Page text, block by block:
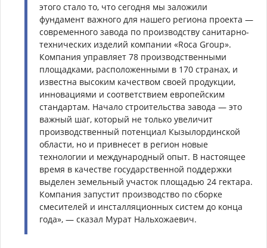
этого стало то, что сегодня мы заложили
фундамент важного для нашего региона проекта —
современного завода по производству санитарно-
технических изделий компании «Roca Group».
Компания управляет 78 производственными
площадками, расположенными в 170 странах, и
известна высоким качеством своей продукции,
инновациями и соответствием европейским
стандартам. Начало строительства завода — это
важный шаг, который не только увеличит
производственный потенциал Кызылординской
области, но и привнесет в регион новые
технологии и международный опыт. В настоящее
время в качестве государственной поддержки
выделен земельный участок площадью 24 гектара.
Компания запустит производство по сборке
смесителей и инсталляционных систем до конца
года», — сказал Мурат Нальхожаевич.